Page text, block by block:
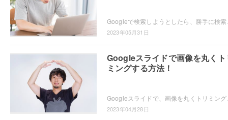
2023年05月31日
Googleスライドで画像を丸くト
ミングする方法！
2023年04月28日